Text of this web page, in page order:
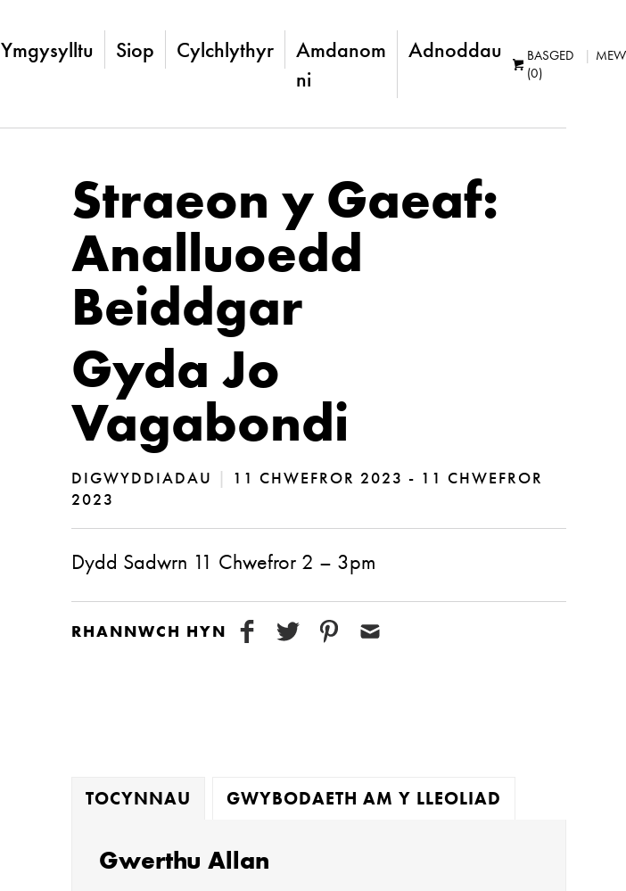
Ymgysylltu Siop Cylchlythyr
Amdanom
ni
Adnoddau
BASGED
(0)
Straeon y Gaeaf:
Analluoedd
Beiddgar
Gyda Jo
Vagabondi
DIGWYDDIADAU |
11 CHWEFROR 2023 - 11 CHWEFROR
2023
Dydd Sadwrn 11 Chwefror 2 – 3pm
RHANNWCH HYN
TOCYNNAU GWYBODAETH AM Y LLEOLIAD
Gwerthu Allan